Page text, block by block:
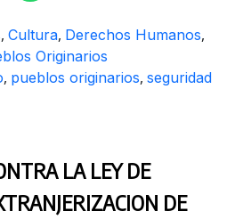
, Cultura, Derechos Humanos,
Originarios
, pueblos originarios, seguridad
LA LEY DE
DE